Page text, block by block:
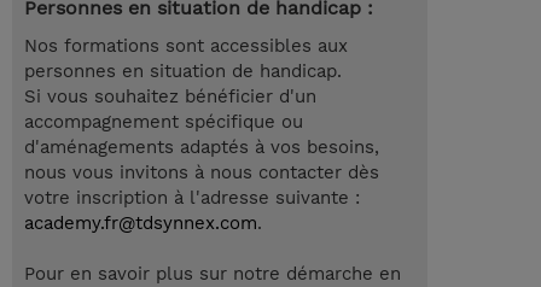
Personnes en situation de handicap :
Nos formations sont accessibles aux
personnes en situation de handicap.
Si vous souhaitez bénéficier d'un
accompagnement spécifique ou
d'aménagements adaptés à vos besoins,
nous vous invitons à nous contacter dès
votre inscription à l'adresse suivante :
academy.fr@tdsynnex.com.
Pour en savoir plus sur notre démarche en